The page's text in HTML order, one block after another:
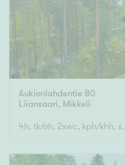
Uudiskohteet
Vain uudiskohteet
Arvokohteet
Vain arvokohteet
Kunto
Aukionlahdentie 80
Liiansaari, Mikkeli
4h, tk/oh, 2xwc, kph/khh, s,